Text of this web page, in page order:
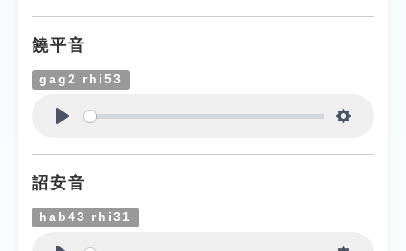
饒平音
gag2 rhi53
詔安音
hab43 rhi31